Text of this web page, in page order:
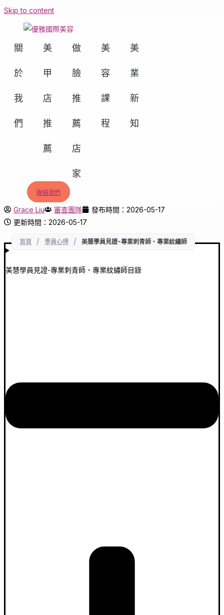
Skip to content
關
於
我
們
美
甲
店
推
薦
做
臉
推
薦
店
家
美
容
課
程
美
業
新
知
聯絡我們
Grace Liu 審查團隊
發布時間：2026-05-17
更新時間：2026-05-17
首頁 / 學員心得 / 美慧學員見證-專業刺青師、專業紋繡師
美慧學員見證-專業刺青師、專業紋繡師目錄